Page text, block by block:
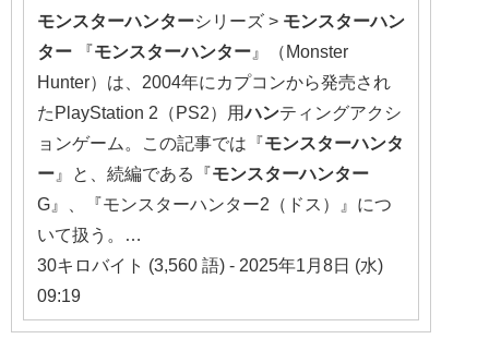
モンスターハンターシリーズ > モンスターハン
ター 『モンスターハンター 』（Monster
Hunter）は、2004年にカプコンから発売され
たPlayStation 2（PS2）用 ハンティングアクシ
ョンゲーム。この記事では『モンスターハンタ
ー 』と、続編である『モンスターハンター
G』、『モンスターハンター2（ドス）』につ
いて扱う。…
30キロバイト (3,560 語) - 2025年1月8日 (水)
09:19